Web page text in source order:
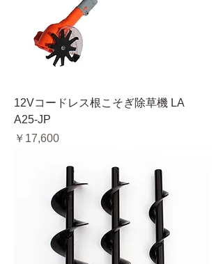
12Vコードレス根こそぎ除草機 LA
A25-JP
価格
￥17,600